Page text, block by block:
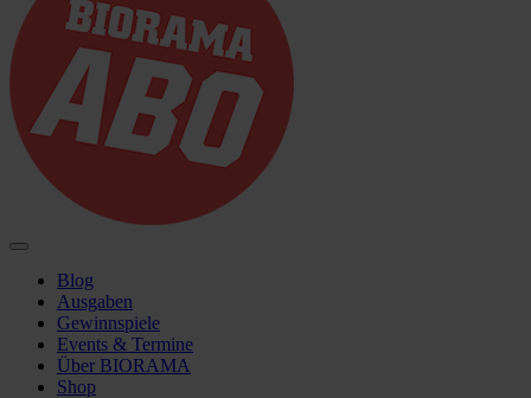
Blog
Ausgaben
Gewinnspiele
Events & Termine
Über BIORAMA
Shop